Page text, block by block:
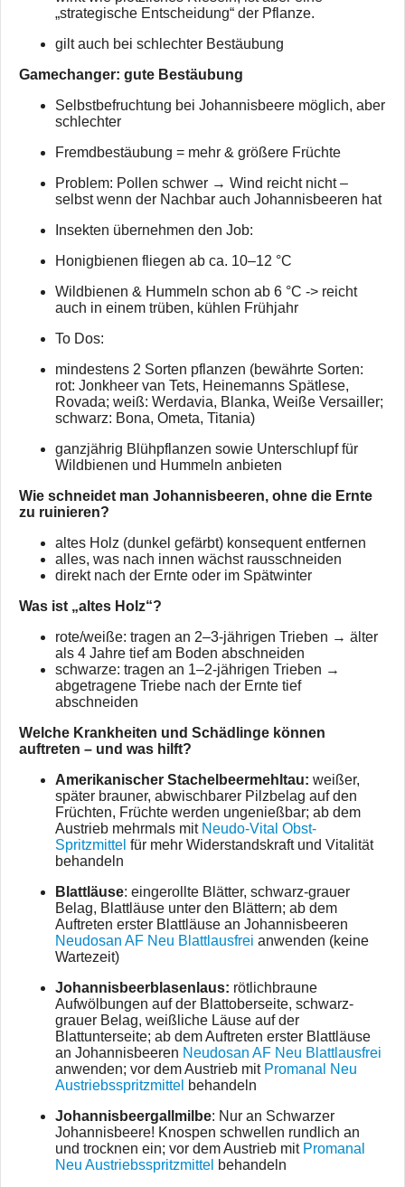
„strategische Entscheidung“ der Pflanze.
gilt auch bei schlechter Bestäubung
Gamechanger: gute Bestäubung
Selbstbefruchtung bei Johannisbeere möglich, aber
schlechter
Fremdbestäubung = mehr & größere Früchte
Problem: Pollen schwer → Wind reicht nicht –
selbst wenn der Nachbar auch Johannisbeeren hat
Insekten übernehmen den Job:
Honigbienen fliegen ab ca. 10–12 °C
Wildbienen & Hummeln schon ab 6 °C -> reicht
auch in einem trüben, kühlen Frühjahr
To Dos:
mindestens 2 Sorten pflanzen (bewährte Sorten:
rot: Jonkheer van Tets, Heinemanns Spätlese,
Rovada; weiß: Werdavia, Blanka, Weiße Versailler;
schwarz: Bona, Ometa, Titania)
ganzjährig Blühpflanzen sowie Unterschlupf für
Wildbienen und Hummeln anbieten
Wie schneidet man Johannisbeeren, ohne die Ernte
zu ruinieren?
altes Holz (dunkel gefärbt) konsequent entfernen
alles, was nach innen wächst rausschneiden
direkt nach der Ernte oder im Spätwinter
Was ist „altes Holz“?
rote/weiße: tragen an 2–3-jährigen Trieben → älter
als 4 Jahre tief am Boden abschneiden
schwarze: tragen an 1–2-jährigen Trieben →
abgetragene Triebe nach der Ernte tief
abschneiden
Welche Krankheiten und Schädlinge können
auftreten – und was hilft?
Amerikanischer Stachelbeermehltau: weißer,
später brauner, abwischbarer Pilzbelag auf den
Früchten, Früchte werden ungenießbar; ab dem
Austrieb mehrmals mit Neudo-Vital Obst-
Spritzmittel für mehr Widerstandskraft und Vitalität
behandeln
Blattläuse: eingerollte Blätter, schwarz-grauer
Belag, Blattläuse unter den Blättern; ab dem
Auftreten erster Blattläuse an Johannisbeeren
Neudosan AF Neu Blattlausfrei anwenden (keine
Wartezeit)
Johannisbeerblasenlaus: rötlichbraune
Aufwölbungen auf der Blattoberseite, schwarz-
grauer Belag, weißliche Läuse auf der
Blattunterseite; ab dem Auftreten erster Blattläuse
an Johannisbeeren Neudosan AF Neu Blattlausfrei
anwenden; vor dem Austrieb mit Promanal Neu
Austriebsspritzmittel behandeln
Johannisbeergallmilbe: Nur an Schwarzer
Johannisbeere! Knospen schwellen rundlich an
und trocknen ein; vor dem Austrieb mit Promanal
Neu Austriebsspritzmittel behandeln